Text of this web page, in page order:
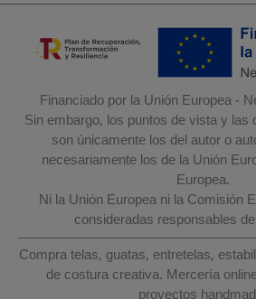
Financiado por la Unión Europea -
Sin embargo, los puntos de vista y las
son únicamente los del autor o
necesariamente los de la Unión
Europea.
Ni la Unión Europea ni la Comisión
consideradas responsables
Compra telas, guatas, entretelas,
de costura creativa. Mercería